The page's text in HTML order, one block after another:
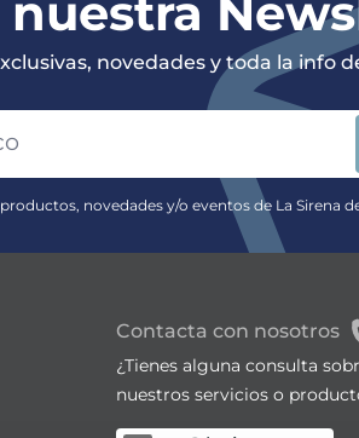
nuestra
novedades y toda la info
novedades y/o eventos de La Sirena
Contacta con nosotros
¿Tienes alguna consulta
nuestros servicios o